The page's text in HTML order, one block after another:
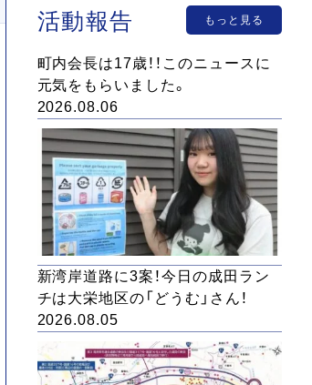
活動報告 もっと見る
町内会長は17歳！！このニュースに
元気をもらいました。
2026.08.06
新湾岸道路に3案！今日の成田ラン
チは大栄地区の「どうむ」さん！
2026.08.05